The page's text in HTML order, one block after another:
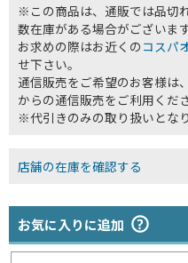
※この商品は、通販では品切
数在庫がある場合がございます
お求めの際はお近くの コスパ
せ下さい。
通信販売をご希望のお客様は
からの通信販売をご利用くださ
※代引きのみの取り扱いとなり
店舗の在庫を確認する
お気に入りに追加